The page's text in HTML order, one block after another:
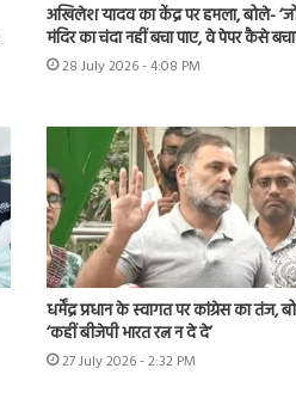
अखिलेश यादव का केंद्र पर हमला, बोले-
मंदिर का चंदा नहीं बचा पाए, वे पेपर कैसे
28 July 2026 - 4:08 PM
धर्मेंद्र प्रधान के स्वागत पर कांग्रेस का तंज,
‘कहीं बीजेपी भारत रत्न न दे दे’
27 July 2026 - 2:32 PM